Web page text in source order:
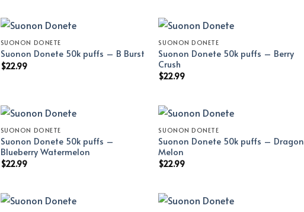
SUONON DONETE
Suonon Donete 50k puffs – B Burst
$22.99
SUONON DONETE
Suonon Donete 50k puffs – Berry
Crush
$22.99
SUONON DONETE
Suonon Donete 50k puffs –
Blueberry Watermelon
$22.99
SUONON DONETE
Suonon Donete 50k puffs – Dragon
Melon
$22.99